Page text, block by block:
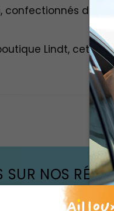
confectionnés dans
Lindt, cette
NOS